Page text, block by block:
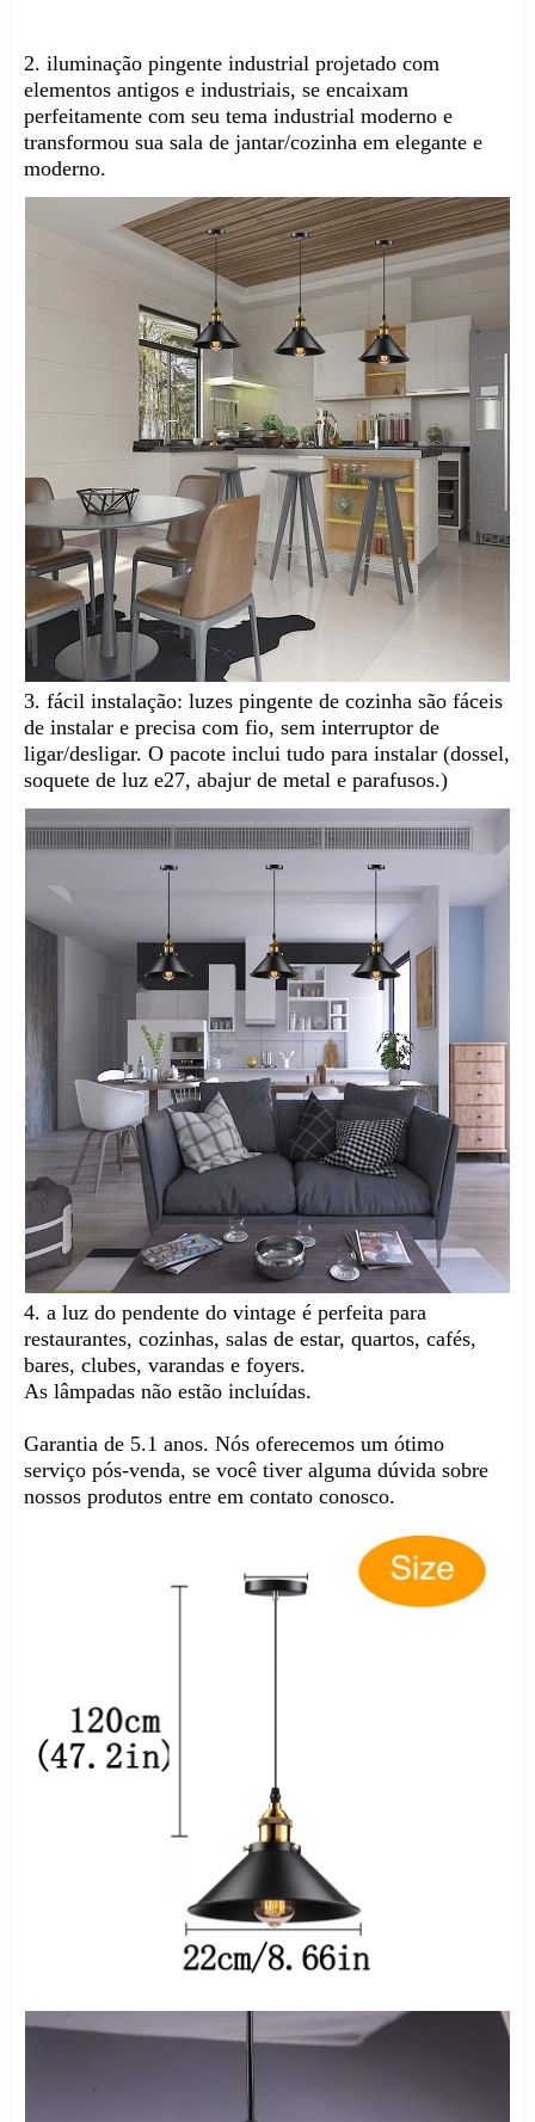
2. iluminação pingente industrial projetado com
elementos antigos e industriais, se encaixam
perfeitamente com seu tema industrial moderno e
transformou sua sala de jantar/cozinha em elegante e
moderno.
3. fácil instalação: luzes pingente de cozinha são fáceis
de instalar e precisa com fio, sem interruptor de
ligar/desligar. O pacote inclui tudo para instalar (dossel,
soquete de luz e27, abajur de metal e parafusos.)
4. a luz do pendente do vintage é perfeita para
restaurantes, cozinhas, salas de estar, quartos, cafés,
bares, clubes, varandas e foyers.
As lâmpadas não estão incluídas.
Garantia de 5.1 anos. Nós oferecemos um ótimo
serviço pós-venda, se você tiver alguma dúvida sobre
nossos produtos entre em contato conosco.